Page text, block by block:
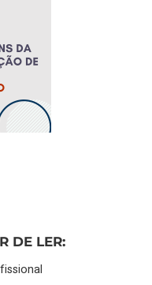
DE LER: